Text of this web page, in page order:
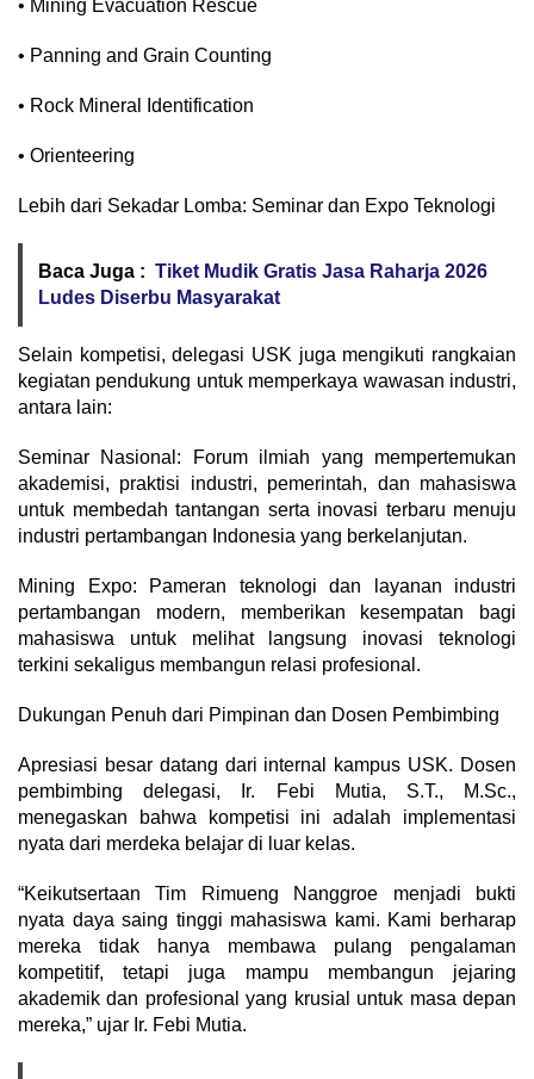
• Mining Evacuation Rescue
• Panning and Grain Counting
• Rock Mineral Identification
• Orienteering
Lebih dari Sekadar Lomba: Seminar dan Expo Teknologi
Baca Juga : Tiket Mudik Gratis Jasa Raharja 2026
Ludes Diserbu Masyarakat
​Selain kompetisi, delegasi USK juga mengikuti rangkaian
kegiatan pendukung untuk memperkaya wawasan industri,
antara lain:
​Seminar Nasional: Forum ilmiah yang mempertemukan
akademisi, praktisi industri, pemerintah, dan mahasiswa
untuk membedah tantangan serta inovasi terbaru menuju
industri pertambangan Indonesia yang berkelanjutan.
​Mining Expo: Pameran teknologi dan layanan industri
pertambangan modern, memberikan kesempatan bagi
mahasiswa untuk melihat langsung inovasi teknologi
terkini sekaligus membangun relasi profesional.
​Dukungan Penuh dari Pimpinan dan Dosen Pembimbing
​Apresiasi besar datang dari internal kampus USK. Dosen
pembimbing delegasi, Ir. Febi Mutia, S.T., M.Sc.,
menegaskan bahwa kompetisi ini adalah implementasi
nyata dari merdeka belajar di luar kelas.
​“Keikutsertaan Tim Rimueng Nanggroe menjadi bukti
nyata daya saing tinggi mahasiswa kami. Kami berharap
mereka tidak hanya membawa pulang pengalaman
kompetitif, tetapi juga mampu membangun jejaring
akademik dan profesional yang krusial untuk masa depan
mereka,” ujar Ir. Febi Mutia.